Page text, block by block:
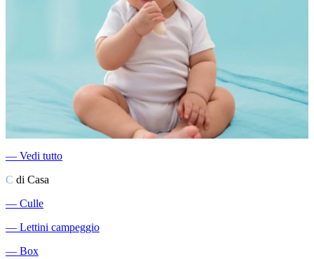
― Vedi tutto
C di Casa
― Culle
― Lettini campeggio
― Box